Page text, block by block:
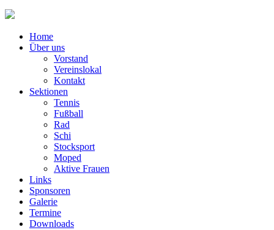
Home
Über uns
Vorstand
Vereinslokal
Kontakt
Sektionen
Tennis
Fußball
Rad
Schi
Stocksport
Moped
Aktive Frauen
Links
Sponsoren
Galerie
Termine
Downloads